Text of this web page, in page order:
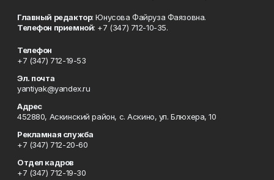
Главный редактор: Юнусова Файруза Фаязовна.
Телефон приемной: +7 (347) 712-10-35.
Телефон
+7 (347) 712-19-53
Эл. почта
yantiyak@yandex.ru
Адрес
452880, Аскинский район, с. Аскино, ул. Блюхера, 10
Рекламная служба
+7 (347) 712-20-60
Отдел кадров
+7 (347) 712-19-30